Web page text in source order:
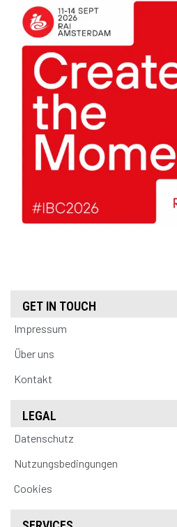
GET IN TOUCH
Impressum
Über uns
Kontakt
LEGAL
Datenschutz
Nutzungsbedingungen
Cookies